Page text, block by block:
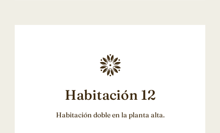
Habitación 12
Habitación doble en la planta alta.